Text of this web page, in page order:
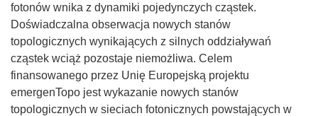
fotonów wnika z dynamiki pojedynczych cząstek.
Doświadczalna obserwacja nowych stanów
topologicznych wynikających z silnych oddziaływań
cząstek wciąż pozostaje niemożliwa. Celem
finansowanego przez Unię Europejską projektu
emergenTopo jest wykazanie nowych stanów
topologicznych w sieciach fotonicznych powstających w